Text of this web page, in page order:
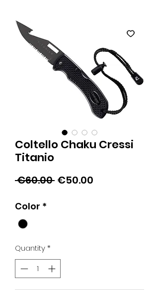
Coltello Chaku Cressi
Titanio
€60.00 Regular
€50.00
Color *
Quantity*